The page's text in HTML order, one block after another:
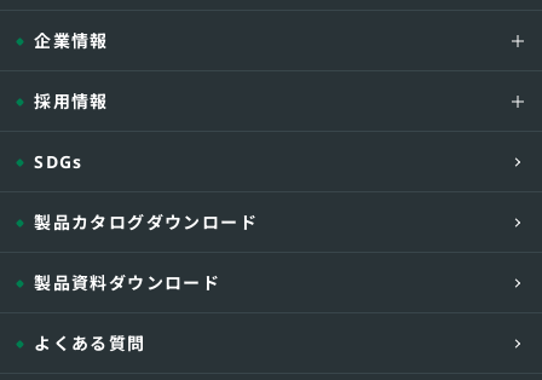
企業情報
採用情報
SDGs
製品カタログダウンロード
製品資料ダウンロード
よくある質問